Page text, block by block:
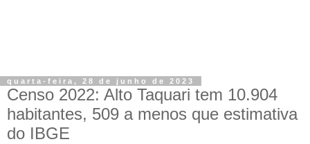
quarta-feira, 28 de junho de 2023
Censo 2022: Alto Taquari tem 10.904
habitantes, 509 a menos que estimativa
do IBGE